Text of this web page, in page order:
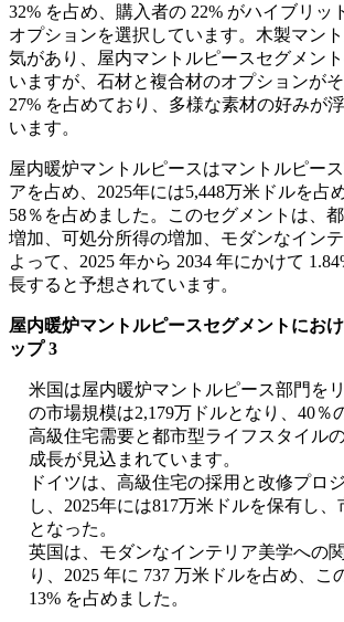
32% を占め、購入者の 22% がハイブリッ
オプションを選択しています。木製マン
気があり、屋内マントルピースセグメン
いますが、石材と複合材のオプションが
27% を占めており、多様な素材の好みが
います。
屋内暖炉マントルピースはマントルピー
アを占め、2025年には5,448万米ドルを占
58％を占めました。このセグメントは、
増加、可処分所得の増加、モダンなイン
よって、2025 年から 2034 年にかけて
長すると予想されています。
屋内暖炉マントルピースセグメントにお
ップ 3
米国は屋内暖炉マントルピース部門を
の市場規模は2,179万ドルとなり、40％
高級住宅需要と都市型ライフスタイル
成長が見込まれています。
ドイツは、高級住宅の採用と改修プロ
し、2025年には817万米ドルを保有し、
となった。
英国は、モダンなインテリア美学への
り、2025 年に 737 万米ドルを占め、こ
13% を占めました。